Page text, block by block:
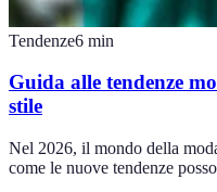
Tendenze6 min
Guida alle tendenze
stile
Nel 2026, il mondo della
come le nuove tendenze